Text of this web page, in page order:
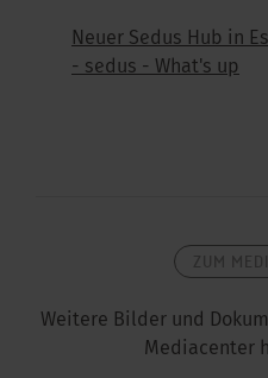
Neuer Sedus Hub in
- sedus - What's up
Weitere Bilder und
Mediacenter